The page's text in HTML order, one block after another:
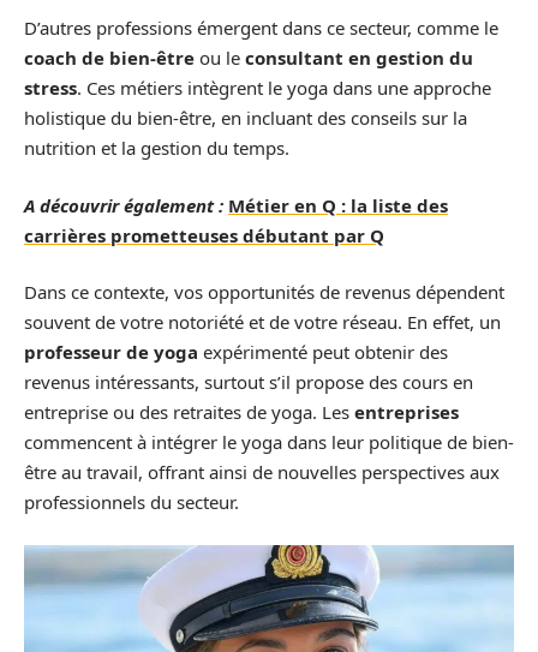
D’autres professions émergent dans ce secteur, comme le
coach de bien-être ou le consultant en gestion du
stress. Ces métiers intègrent le yoga dans une approche
holistique du bien-être, en incluant des conseils sur la
nutrition et la gestion du temps.
A découvrir également : Métier en Q : la liste des
carrières prometteuses débutant par Q
Dans ce contexte, vos opportunités de revenus dépendent
souvent de votre notoriété et de votre réseau. En effet, un
professeur de yoga expérimenté peut obtenir des
revenus intéressants, surtout s’il propose des cours en
entreprise ou des retraites de yoga. Les entreprises
commencent à intégrer le yoga dans leur politique de bien-
être au travail, offrant ainsi de nouvelles perspectives aux
professionnels du secteur.